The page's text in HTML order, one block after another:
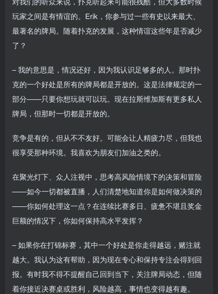
玩家之间是有情谊的。Erik，你参与过一些有史以来最大、
最著名的牌局。随着扑克的发展，这种情谊这些年是否减少
了？
– 我的意思是，情况还好，因为我认识足够多的人。那时扑
克的一个好处是所有的牌局都是开放的。这是法律规定的一
部分——只要你想玩就可以玩。现在拉斯维加斯有更多私人
牌局，但那时一切都是开放的。
竞争是有的，但从不不友好。可能会让人精疲力尽，但我也
很享受那种环境。我喜欢为朋友们加油之类的。
在聚光灯下、众人注视中，思考高风险情境下的决策和冒险
——如今一切都被直播，人们清楚地知道你是如何做决策的
——你如何处理这一点？在连续比赛多日、疲惫不堪且奖金
巨额的情况下，你如何保持高水平发挥？
– 如果你在打锦标赛，其中一个好处是你走得越远，赌注就
越大。我认为这有帮助，因为现在专心和保持专注会得到回
报。有时我不得不提醒自己回到当下，关注牌局动态，但随
着你接近决赛桌或胜利，风险越高，事情也变得越有趣。